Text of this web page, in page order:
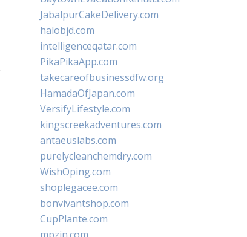
JabalpurCakeDelivery.com
halobjd.com
intelligenceqatar.com
PikaPikaApp.com
takecareofbusinessdfw.org
HamadaOfJapan.com
VersifyLifestyle.com
kingscreekadventures.com
antaeuslabs.com
purelycleanchemdry.com
WishOping.com
shoplegacee.com
bonvivantshop.com
CupPlante.com